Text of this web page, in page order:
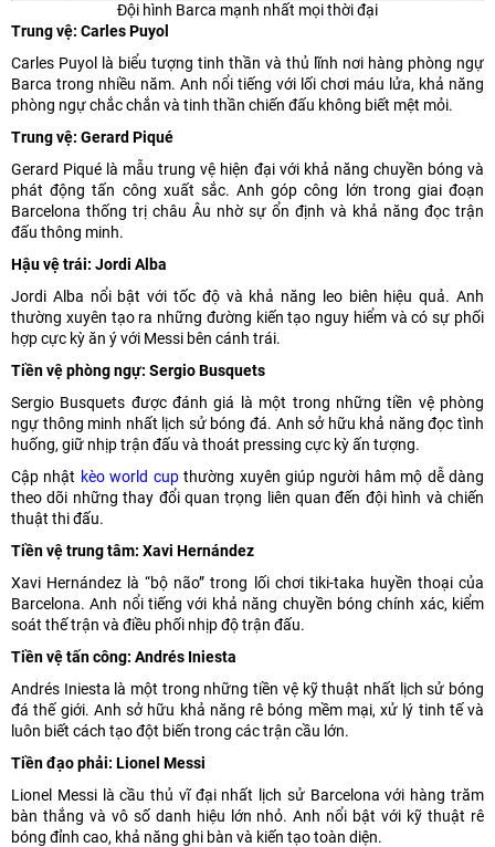
Đội hình Barca mạnh nhất mọi thời đại
Trung vệ: Carles Puyol
Carles Puyol là biểu tượng tinh thần và thủ lĩnh nơi hàng phòng ngự
Barca trong nhiều năm. Anh nổi tiếng với lối chơi máu lửa, khả năng
phòng ngự chắc chắn và tinh thần chiến đấu không biết mệt mỏi.
Trung vệ: Gerard Piqué
Gerard Piqué là mẫu trung vệ hiện đại với khả năng chuyền bóng và
phát động tấn công xuất sắc. Anh góp công lớn trong giai đoạn
Barcelona thống trị châu Âu nhờ sự ổn định và khả năng đọc trận
đấu thông minh.
Hậu vệ trái: Jordi Alba
Jordi Alba nổi bật với tốc độ và khả năng leo biên hiệu quả. Anh
thường xuyên tạo ra những đường kiến tạo nguy hiểm và có sự phối
hợp cực kỳ ăn ý với Messi bên cánh trái.
Tiền vệ phòng ngự: Sergio Busquets
Sergio Busquets được đánh giá là một trong những tiền vệ phòng
ngự thông minh nhất lịch sử bóng đá. Anh sở hữu khả năng đọc tình
huống, giữ nhịp trận đấu và thoát pressing cực kỳ ấn tượng.
Cập nhật kèo world cupthường xuyên giúp người hâm mộ dễ dàng
theo dõi những thay đổi quan trọng liên quan đến đội hình và chiến
thuật thi đấu.
Tiền vệ trung tâm: Xavi Hernández
Xavi Hernández là “bộ não” trong lối chơi tiki-taka huyền thoại của
Barcelona. Anh nổi tiếng với khả năng chuyền bóng chính xác, kiểm
soát thế trận và điều phối nhịp độ trận đấu.
Tiền vệ tấn công: Andrés Iniesta
Andrés Iniesta là một trong những tiền vệ kỹ thuật nhất lịch sử bóng
đá thế giới. Anh sở hữu khả năng rê bóng mềm mại, xử lý tinh tế và
luôn biết cách tạo đột biến trong các trận cầu lớn.
Tiền đạo phải: Lionel Messi
Lionel Messi là cầu thủ vĩ đại nhất lịch sử Barcelona với hàng trăm
bàn thắng và vô số danh hiệu lớn nhỏ. Anh nổi bật với kỹ thuật rê
bóng đỉnh cao, khả năng ghi bàn và kiến tạo toàn diện.